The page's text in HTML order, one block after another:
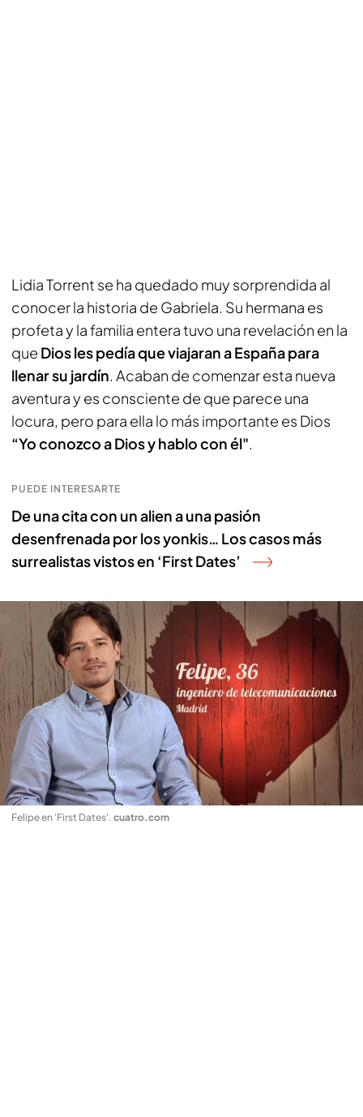
Lidia Torrent se ha quedado muy sorprendida al
conocer la historia de Gabriela. Su hermana es
profeta y la familia entera tuvo una revelación en la
que Dios les pedía que viajaran a España para
llenar su jardín. Acaban de comenzar esta nueva
aventura y es consciente de que parece una
locura, pero para ella lo más importante es Dios
“Yo conozco a Dios y hablo con él".
PUEDE INTERESARTE
De una cita con un alien a una pasión
desenfrenada por los yonkis… Los casos más
surrealistas vistos en ‘First Dates’
Felipe en 'First Dates'. cuatro.com